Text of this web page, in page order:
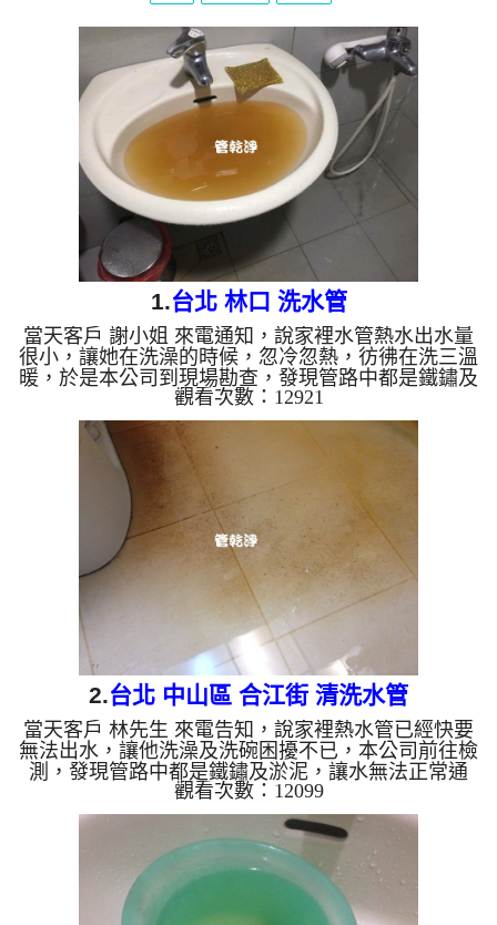
1.台北 林口 洗水管
當天客戶 謝小姐 來電通知，說家裡水管熱水出水量
很小，讓她在洗澡的時候，忽冷忽熱，彷彿在洗三溫
暖，於是本公司到現場勘查，發現管路中都是鐵鏽及
淤泥，導致水無法正常經過，本公司便安裝 水管清
洗機 ，及 洗水管 ，水龍頭持續流出黃水及鏽水，如
影片圖片，謝小姐看到驚了一下，清洗 花了兩個小
時，管路中的鐵鏽及淤泥處理掉後，水管管路能正常
出水，謝小姐 終於能舒服的洗澡了。 清洗水管, 水管
清洗, 洗水管, 熱水管堵塞, 熱水忽冷忽熱 ...
觀看次數：12921
2.台北 中山區 合江街 清洗水管
當天客戶 林先生 來電告知，說家裡熱水管已經快要
無法出水，讓他洗澡及洗碗困擾不已，本公司前往檢
測，發現管路中都是鐵鏽及淤泥，讓水無法正常通
過，本公司開始安裝 水管清洗機 ，並 洗水管 ，水管
水龍頭一直噴出淤泥及鐵鏽水，如下影片圖片，林先
生看到傻眼，管路清洗 花了三個小時，管路中的鐵
鏽及淤泥清出來後，水管管路正常出水，林先生 終
於能洗澡及洗碗了。 清洗水管, 水管清洗, 洗水管, 熱
水管堵塞, 熱水忽冷忽熱 ...
觀看次數：12099